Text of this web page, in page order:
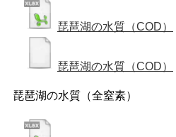
琵琶湖の水質（COD）
琵琶湖の水質（COD）
琵琶湖の水質（全窒素）